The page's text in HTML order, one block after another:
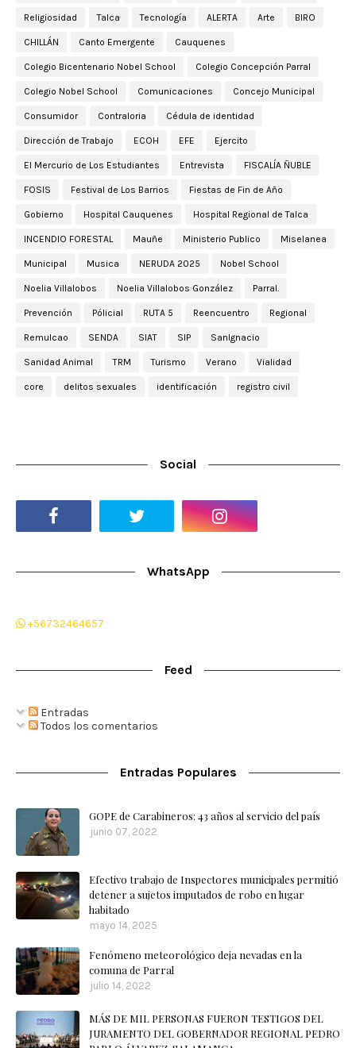
Religiosidad Talca Tecnología ALERTA Arte BIRO
CHILLÁN Canto Emergente Cauquenes
Colegio Bicentenario Nobel School Colegio Concepción Parral
Colegio Nobel School Comunicaciones Concejo Municipal
Consumidor Contraloria Cédula de identidad
Dirección de Trabajo ECOH EFE Ejercito
El Mercurio de Los Estudiantes Entrevista FISCALÍA ÑUBLE
FOSIS Festival de Los Barrios Fiestas de Fin de Año
Gobierno Hospital Cauquenes Hospital Regional de Talca
INCENDIO FORESTAL Mauñe Ministerio Publico Miselanea
Municipal Musica NERUDA 2025 Nobel School
Noelia Villalobos Noelia Villalobos González Parral.
Prevención Pólicial RUTA 5 Reencuentro Regional
Remulcao SENDA SIAT SIP SanIgnacio
Sanidad Animal TRM Turismo Verano Vialidad
core delitos sexuales identificación registro civil
Social
WhatsApp
+56732464657
Feed
Entradas
Todos los comentarios
Entradas Populares
GOPE de Carabineros: 43 años al servicio del país
junio 07, 2022
Efectivo trabajo de Inspectores municipales permitió
detener a sujetos imputados de robo en lugar
habitado
mayo 14, 2025
Fenómeno meteorológico deja nevadas en la
comuna de Parral
julio 14, 2022
MÁS DE MIL PERSONAS FUERON TESTIGOS DEL
JURAMENTO DEL GOBERNADOR REGIONAL PEDRO